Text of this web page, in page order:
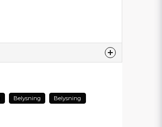
Belysning Belysning